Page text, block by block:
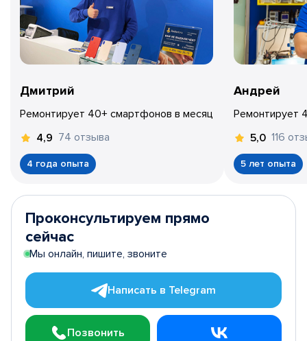
Дмитрий
Ремонтирует 40+ смартфонов в месяц
4,9 74 отзыва
4 года опыта
Андрей
Ремонтирует
5,0 116
5 лет опыта
Проконсультируем прямо
сейчас
Мы онлайн, пишите, звоните
Написать в Telegram
Позвонить